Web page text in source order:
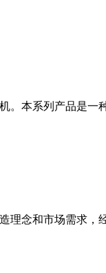
。本系列产品是一
理念和市场需求，